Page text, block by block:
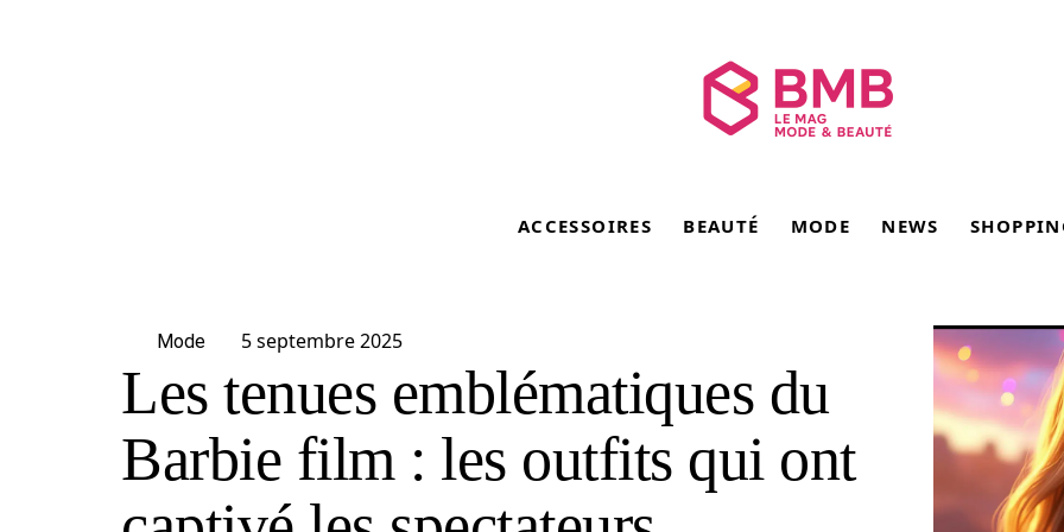
ACCESSOIRES BEAUTÉ MODE NEWS
Mode 5 septembre 2025
Les tenues emblématiques du
Barbie film : les outfits qui ont